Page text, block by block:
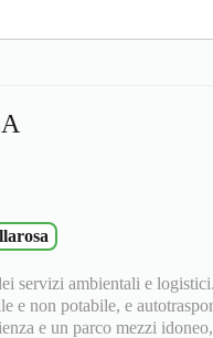
servizi ambientali e
e non potabile, e
e un parco mezzi